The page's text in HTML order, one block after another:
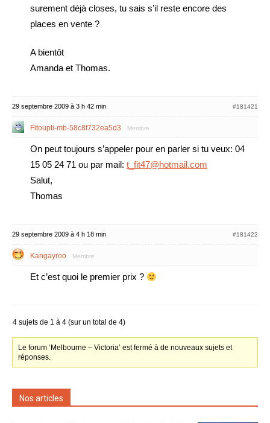
surement déjà closes, tu sais s’il reste encore des
places en vente ?
A bientôt
Amanda et Thomas.
29 septembre 2009 à 3 h 42 min #181421
Fitoupti-mb-58c8f732ea5d3 Membre
On peut toujours s’appeler pour en parler si tu veux: 04
15 05 24 71 ou par mail: t_fit47@hotmail.com
Salut,
Thomas
29 septembre 2009 à 4 h 18 min #181422
Kangayroo Membre
Et c’est quoi le premier prix ?
4 sujets de 1 à 4 (sur un total de 4)
Le forum ‘Melbourne – Victoria’ est fermé à de nouveaux sujets et
réponses.
Nos articles